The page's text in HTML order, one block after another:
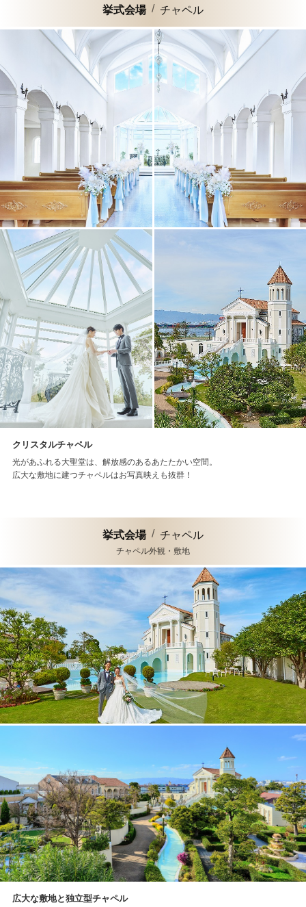
挙式会場 チャペル
クリスタルチャペル
光があふれる大聖堂は、解放感のあるあたたかい空間。
広大な敷地に建つチャペルはお写真映えも抜群！
挙式会場 チャペル
チャペル外観・敷地
広大な敷地と独立型チャペル